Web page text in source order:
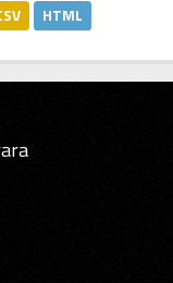
HTML